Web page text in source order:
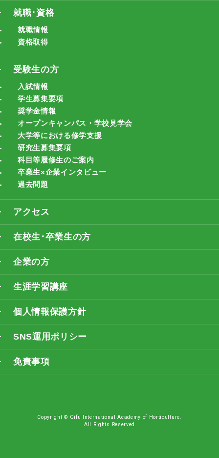
就職･資格
就職情報
資格取得
受験生の方
入試情報
学生募集要項
奨学金情報
オープンキャンパス・学校見学会
大学等における修学支援
研究生募集要項
科目等履修生のご案内
卒業生×企業インタビュー
過去問題
アクセス
在校生･卒業生の方
企業の方
生涯学習講座
個人情報保護方針
SNS運用ポリシー
免責事項
Copyright © Gifu International Academy of Horticulture.
All Rights Reserved